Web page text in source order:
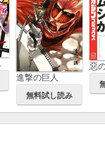
進撃の巨人
無料試し読み
惡